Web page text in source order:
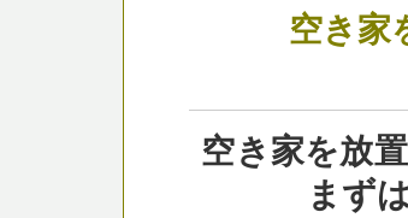
空き家
空き家を放
まず